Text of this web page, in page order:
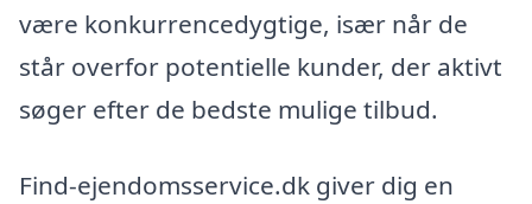
være konkurrencedygtige, især når de
står overfor potentielle kunder, der aktivt
søger efter de bedste mulige tilbud.
Find-ejendomsservice.dk giver dig en